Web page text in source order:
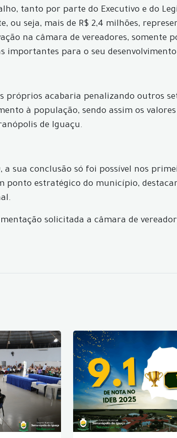
tanto por parte do Executivo e do
ou seja, mais de R$ 2,4 milhões,
na câmara de vereadores, somente
importantes para o seu
acabaria penalizando outros
à população, sendo assim os
de Iguaçu.
sua conclusão só foi possível nos
estratégico do município,
solicitada a câmara de